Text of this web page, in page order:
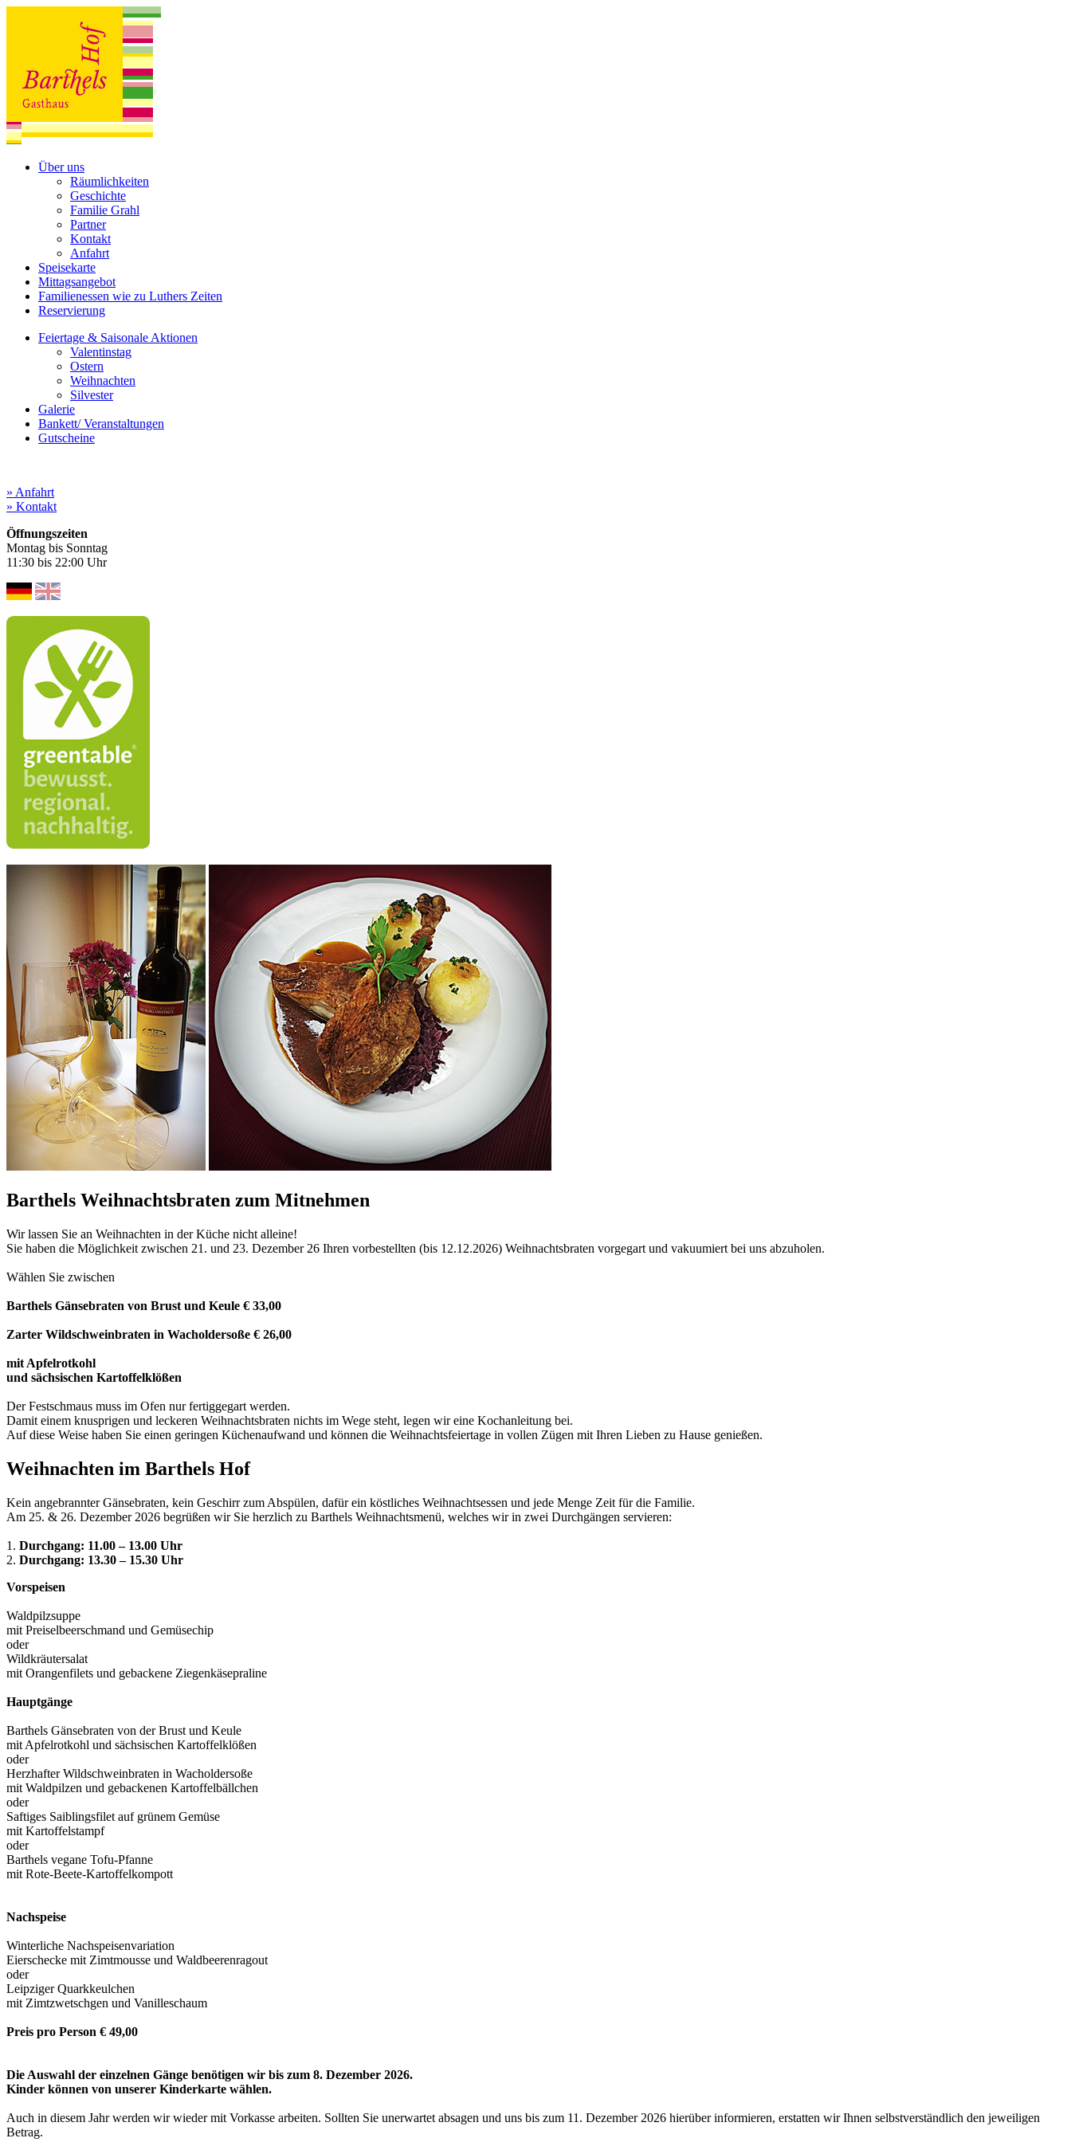
Über uns
Räumlichkeiten
Geschichte
Familie Grahl
Partner
Kontakt
Anfahrt
Speisekarte
Mittagsangebot
Familienessen wie zu Luthers Zeiten
Reservierung
Feiertage & Saisonale Aktionen
Valentinstag
Ostern
Weihnachten
Silvester
Galerie
Bankett/ Veranstaltungen
Gutscheine
» Anfahrt
» Kontakt
Öffnungszeiten
Montag bis Sonntag
11:30 bis 22:00 Uhr
Barthels Weihnachtsbraten zum Mitnehmen
Wir lassen Sie an Weihnachten in der Küche nicht alleine!
Sie haben die Möglichkeit zwischen 21. und 23. Dezember 26 Ihren vorbestellten (bis 12.12.2026) Weihnachtsbraten vorgegart und vakuumiert bei uns abzuholen.
Wählen Sie zwischen
Barthels Gänsebraten von Brust und Keule € 33,00
Zarter Wildschweinbraten in Wacholdersoße € 26,00
mit Apfelrotkohl
und sächsischen Kartoffelklößen
Der Festschmaus muss im Ofen nur fertiggegart werden.
Damit einem knusprigen und leckeren Weihnachtsbraten nichts im Wege steht, legen wir eine Kochanleitung bei.
Auf diese Weise haben Sie einen geringen Küchenaufwand und können die Weihnachtsfeiertage in vollen Zügen mit Ihren Lieben zu Hause genießen.
Weihnachten im Barthels Hof
Kein angebrannter Gänsebraten, kein Geschirr zum Abspülen, dafür ein köstliches Weihnachtsessen und jede Menge Zeit für die Familie.
Am 25. & 26. Dezember 2026 begrüßen wir Sie herzlich zu Barthels Weihnachtsmenü, welches wir in zwei Durchgängen servieren:
1. Durchgang: 11.00 – 13.00 Uhr
2. Durchgang: 13.30 – 15.30 Uhr
Vorspeisen
Waldpilzsuppe
mit Preiselbeerschmand und Gemüsechip
oder
Wildkräutersalat
mit Orangenfilets und gebackene Ziegenkäsepraline
Hauptgänge
Barthels Gänsebraten von der Brust und Keule
mit Apfelrotkohl und sächsischen Kartoffelklößen
oder
Herzhafter Wildschweinbraten in Wacholdersoße
mit Waldpilzen und gebackenen Kartoffelbällchen
oder
Saftiges Saiblingsfilet auf grünem Gemüse
mit Kartoffelstampf
oder
Barthels vegane Tofu-Pfanne
mit Rote-Beete-Kartoffelkompott
Nachspeise
Winterliche Nachspeisenvariation
Eierschecke mit Zimtmousse und Waldbeerenragout
oder
Leipziger Quarkkeulchen
mit Zimtzwetschgen und Vanilleschaum
Preis pro Person € 49,00
Die Auswahl der einzelnen Gänge benötigen wir bis zum 8. Dezember 2026.
Kinder können von unserer Kinderkarte wählen.
Auch in diesem Jahr werden wir wieder mit Vorkasse arbeiten. Sollten Sie unerwartet absagen und uns bis zum 11. Dezember 2026 hierüber informieren, erstatten wir Ihnen selbstverständlich den jeweiligen
Betrag.